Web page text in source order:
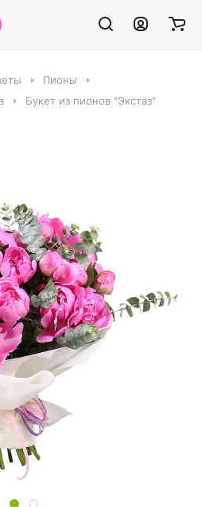
Пионы
Букет из пионов "Экстаз"